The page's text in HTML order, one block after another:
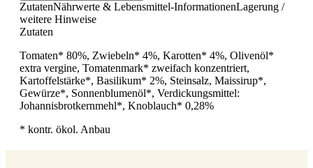
ZutatenNährwerte & Lebensmittel-InformationenLagerung /
weitere Hinweise
Zutaten
Tomaten* 80%, Zwiebeln* 4%, Karotten* 4%, Olivenöl*
extra vergine, Tomatenmark* zweifach konzentriert,
Kartoffelstärke*, Basilikum* 2%, Steinsalz, Maissirup*,
Gewürze*, Sonnenblumenöl*, Verdickungsmittel:
Johannisbrotkernmehl*, Knoblauch* 0,28%
* kontr. ökol. Anbau